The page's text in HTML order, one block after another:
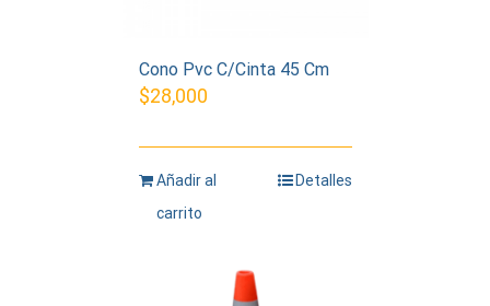
Cono Pvc C/Cinta 45 Cm
$28,000
Añadir al
carrito
Detalles